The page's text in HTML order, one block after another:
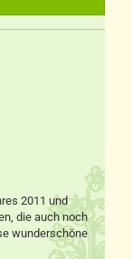
2011 und
die auch noch
wunderschöne